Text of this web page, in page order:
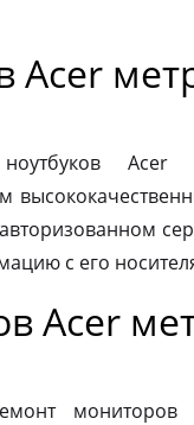
Acer
Acer
с его
Acer
мониторов